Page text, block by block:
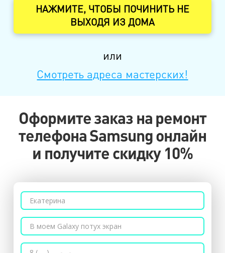
НАЖМИТЕ, ЧТОБЫ ПОЧИНИТЬ НЕ
ВЫХОДЯ ИЗ ДОМА
или
Смотреть адреса мастерских!
Оформите заказ на ремонт
телефона Samsung онлайн
и получите скидку 10%